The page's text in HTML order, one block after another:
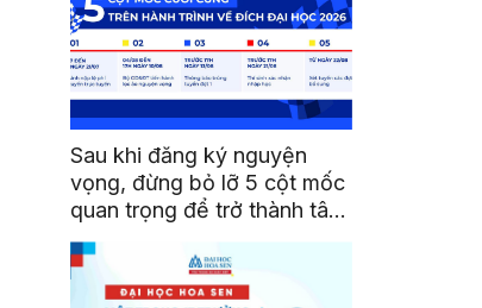
Sau khi đăng ký nguyện
vọng, đừng bỏ lỡ 5 cột mốc
quan trọng để trở thành tân
sinh viên HSU